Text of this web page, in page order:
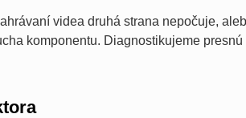
videa druhá strana nepočuje,
komponentu. Diagnostikujeme